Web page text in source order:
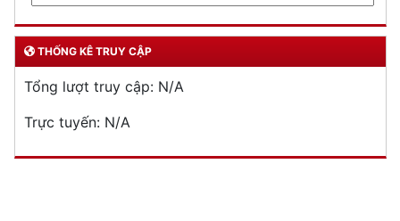
THỐNG KÊ TRUY CẬP
Tổng lượt truy cập: N/A
Trực tuyến: N/A